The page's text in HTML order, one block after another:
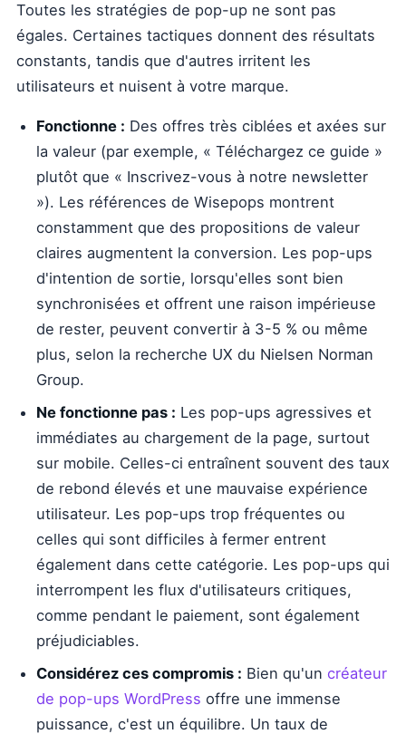
Toutes les stratégies de pop-up ne sont pas
égales. Certaines tactiques donnent des résultats
constants, tandis que d'autres irritent les
utilisateurs et nuisent à votre marque.
Fonctionne : Des offres très ciblées et axées sur
la valeur (par exemple, « Téléchargez ce guide »
plutôt que « Inscrivez-vous à notre newsletter
»). Les références de Wisepops montrent
constamment que des propositions de valeur
claires augmentent la conversion. Les pop-ups
d'intention de sortie, lorsqu'elles sont bien
synchronisées et offrent une raison impérieuse
de rester, peuvent convertir à 3-5 % ou même
plus, selon la recherche UX du Nielsen Norman
Group.
Ne fonctionne pas : Les pop-ups agressives et
immédiates au chargement de la page, surtout
sur mobile. Celles-ci entraînent souvent des taux
de rebond élevés et une mauvaise expérience
utilisateur. Les pop-ups trop fréquentes ou
celles qui sont difficiles à fermer entrent
également dans cette catégorie. Les pop-ups qui
interrompent les flux d'utilisateurs critiques,
comme pendant le paiement, sont également
préjudiciables.
Considérez ces compromis : Bien qu'un créateur
de pop-ups WordPress offre une immense
puissance, c'est un équilibre. Un taux de